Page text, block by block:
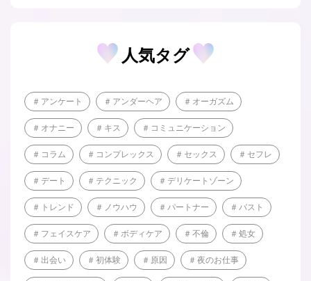
人気タグ
アンケート アンダーヘア オーガズム
オナニー キス コミュニケーション
コラム コンプレックス セックス セフレ
デート テクニック デリケートゾーン
トレンド ノウハウ パートナー バスト
フェイスケア ボディケア 不倫 処女
出会い 初体験 原因 夜のお仕事